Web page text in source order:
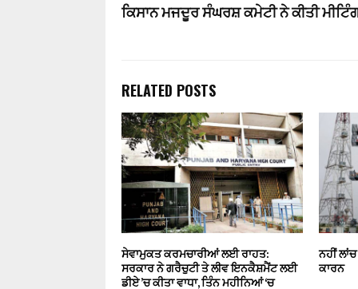
ਕਿਸਾਨ ਮਜਦੂਰ ਸੰਘਰਸ਼ ਕਮੇਟੀ ਨੇ ਕੀਤੀ
RELATED POSTS
ਸੇਵਾਮੁਕਤ ਕਰਮਚਾਰੀਆਂ ਲਈ ਰਾਹਤ:
ਸਰਕਾਰ ਨੇ ਗਰੈਚੁਟੀ ਤੇ ਲੀਵ ਇਨਕੈਸ਼ਮੈਂਟ ਲਈ
ਡੀਏ ’ਚ ਕੀਤਾ ਵਾਧਾ, ਤਿੰਨ ਮਹੀਨਿਆਂ ‘ਚ
ਨਹੀਂ
ਕਾਰਨ